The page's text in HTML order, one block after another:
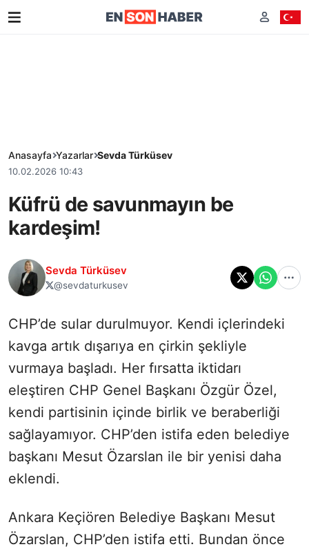
Anasayfa Yazarlar Sevda Türküsev
10.02.2026 10:43
Küfrü de savunmayın be
kardeşim!
Sevda Türküsev
@sevdaturkusev
CHP’de sular durulmuyor. Kendi içlerindeki
kavga artık dışarıya en çirkin şekliyle
vurmaya başladı. Her fırsatta iktidarı
eleştiren CHP Genel Başkanı Özgür Özel,
kendi partisinin içinde birlik ve beraberliği
sağlayamıyor. CHP’den istifa eden belediye
başkanı Mesut Özarslan ile bir yenisi daha
eklendi.
Ankara Keçiören Belediye Başkanı Mesut
Özarslan, CHP’den istifa etti. Bundan önce